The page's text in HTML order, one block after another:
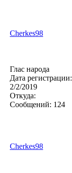
Cherkes98
Глас народа
Дата регистрации:
2/2/2019
Откуда:
Сообщений: 124
Cherkes98